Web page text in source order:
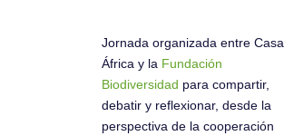
Jornada organizada entre Casa
África y la Fundación
Biodiversidad para compartir,
debatir y reflexionar, desde la
perspectiva de la cooperación